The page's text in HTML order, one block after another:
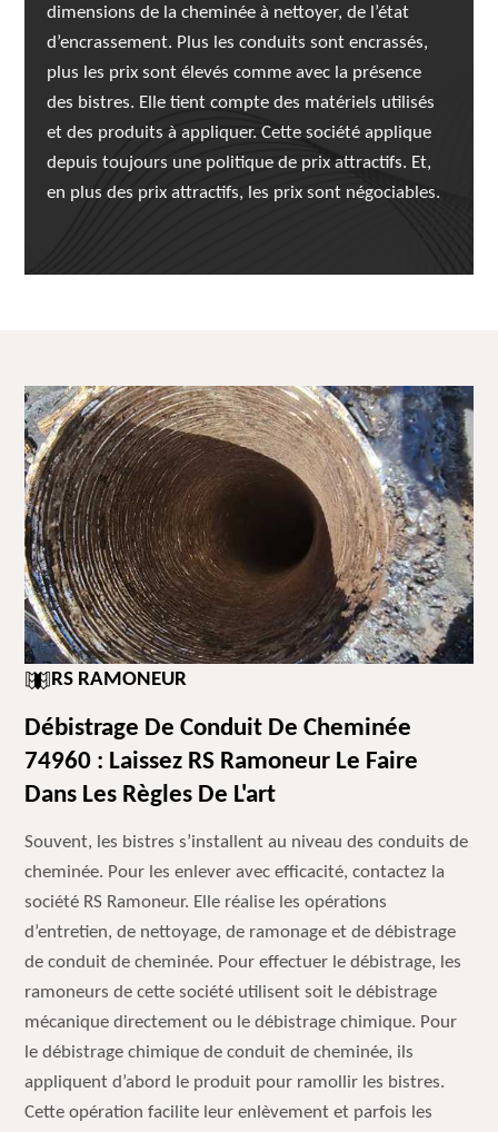
dimensions de la cheminée à nettoyer, de l’état
d’encrassement. Plus les conduits sont encrassés,
plus les prix sont élevés comme avec la présence
des bistres. Elle tient compte des matériels utilisés
et des produits à appliquer. Cette société applique
depuis toujours une politique de prix attractifs. Et,
en plus des prix attractifs, les prix sont négociables.
RS RAMONEUR
Débistrage De Conduit De Cheminée
74960 : Laissez RS Ramoneur Le Faire
Dans Les Règles De L'art
Souvent, les bistres s’installent au niveau des conduits de
cheminée. Pour les enlever avec efficacité, contactez la
société RS Ramoneur. Elle réalise les opérations
d’entretien, de nettoyage, de ramonage et de débistrage
de conduit de cheminée. Pour effectuer le débistrage, les
ramoneurs de cette société utilisent soit le débistrage
mécanique directement ou le débistrage chimique. Pour
le débistrage chimique de conduit de cheminée, ils
appliquent d’abord le produit pour ramollir les bistres.
Cette opération facilite leur enlèvement et parfois les